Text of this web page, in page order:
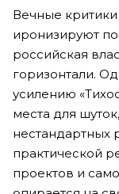
Вечные
иронизируют
российская
горизонтали.
усилению
места для
нестандартных
практической
проектов и